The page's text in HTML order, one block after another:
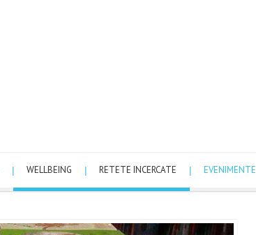
WELLBEING RETETE INCERCATE EVENIMENTE